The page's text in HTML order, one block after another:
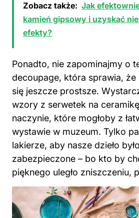
Zobacz także: Jak
kamień gipsowy i uzyskać
efekty?
Ponadto, nie zapominajmy o
decoupage, która sprawia, że
się jeszcze prostsze.
wzory z serwetek na
naczynie, które mogłoby z
wystawie w muzeum. Tylko
lakierze, aby nasze dzieło
zabezpieczone – bo kto by
pięknego uległo zniszczeniu,